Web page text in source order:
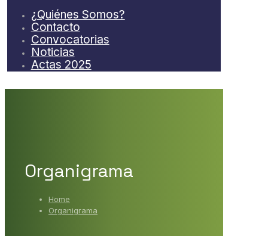
¿Quiénes Somos?
Contacto
Convocatorias
Noticias
Actas 2025
Organigrama
Home
Organigrama